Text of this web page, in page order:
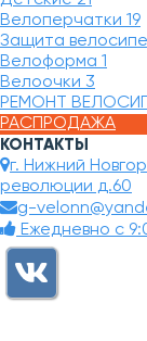
Велоперчатки 19
Защита
Велоформа 1
Велоочки 3
РЕМОНТ
РАСПРОДАЖА
КОНТАКТЫ
г. Нижний
революции д.60
g-
Ежедневно с